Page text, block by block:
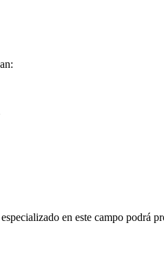
en este campo podrá